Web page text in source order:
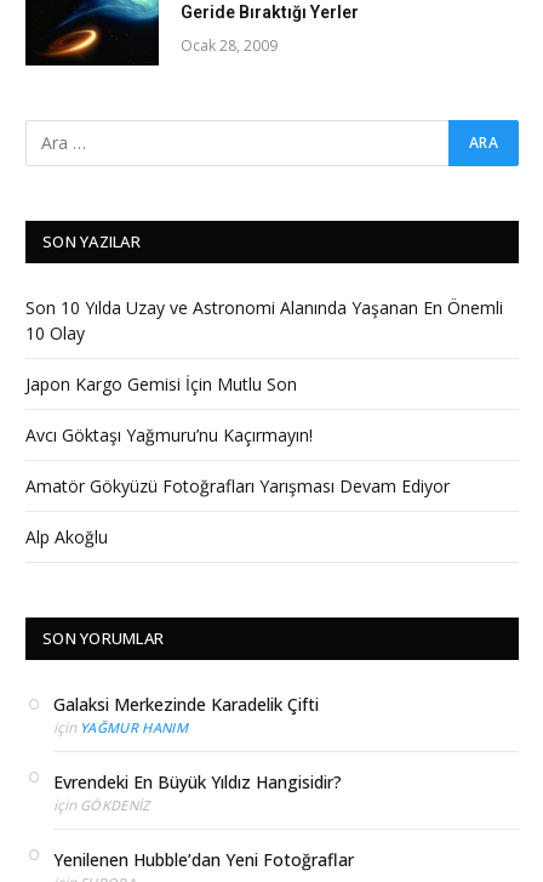
Geride Bıraktığı Yerler
Ocak 28, 2009
SON YAZILAR
Son 10 Yılda Uzay ve Astronomi Alanında Yaşanan En Önemli
10 Olay
Japon Kargo Gemisi İçin Mutlu Son
Avcı Göktaşı Yağmuru’nu Kaçırmayın!
Amatör Gökyüzü Fotoğrafları Yarışması Devam Ediyor
Alp Akoğlu
SON YORUMLAR
Galaksi Merkezinde Karadelik Çifti
için YAĞMUR HANIM
Evrendeki En Büyük Yıldız Hangisidir?
için GÖKDENIZ
Yenilenen Hubble’dan Yeni Fotoğraflar